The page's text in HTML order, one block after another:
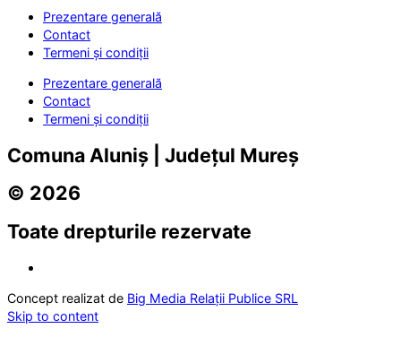
Prezentare generală
Contact
Termeni și condiții
Prezentare generală
Contact
Termeni și condiții
Comuna Aluniș | Județul Mureș
© 2026
Toate drepturile rezervate
Concept realizat de Big Media Relații Publice SRL
Skip to content